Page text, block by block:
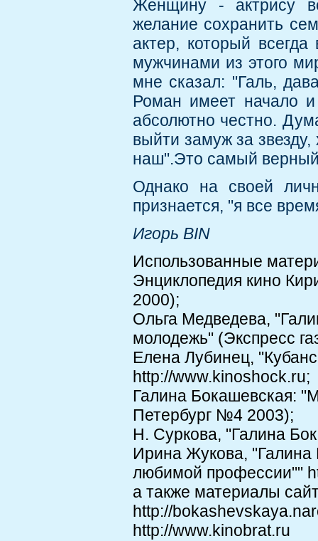
Женщину - актрису
желание сохранить
актер, который
мужчинами из этого
мне сказал: "Галь,
Роман имеет начало
абсолютно честно.
выйти замуж за
наш".Это самый верный
Однако на своей
признается, "я все
Игорь BIN
Использованные
Энциклопедия кино
2000);
Ольга Медведева,
молодежь" (Экспресс
Елена Лубинец,
http://www.kinoshock.ru;
Галина Бокашевская:
Петербург №4 2003);
Н. Суркова, "Галина
Ирина Жукова, "Галина
любимой профессии""
а также материалы
http://
http://www.kinobrat.ru